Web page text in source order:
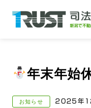
年末年始
お知らせ 2025年